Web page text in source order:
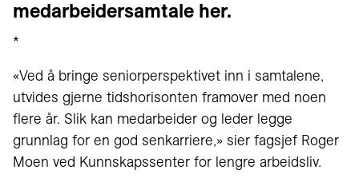
medarbeidersamtale her.
*
«Ved å bringe seniorperspektivet inn i samtalene,
utvides gjerne tidshorisonten framover med noen
flere år. Slik kan medarbeider og leder legge
grunnlag for en god senkarriere,» sier fagsjef Roger
Moen ved Kunnskapssenter for lengre arbeidsliv.